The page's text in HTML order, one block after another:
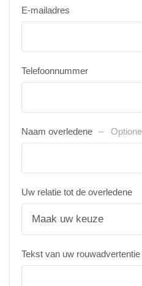
E-mailadres
Telefoonnummer
Naam overledene
Uw relatie tot de overledene
Tekst van uw rouwadvertentie